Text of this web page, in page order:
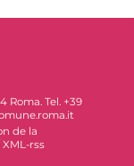
Roma. Tel. +39
de la
XML-rss